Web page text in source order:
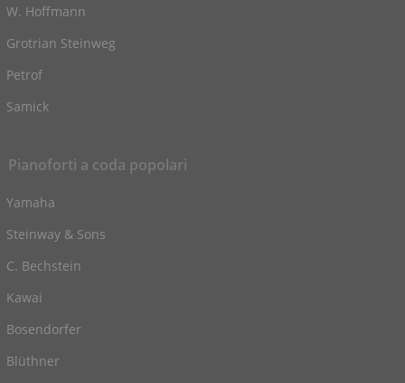
W. Hoffmann
Grotrian Steinweg
Petrof
Samick
Pianoforti a coda popolari
Yamaha
Steinway & Sons
C. Bechstein
Kawai
Bosendorfer
Blüthner